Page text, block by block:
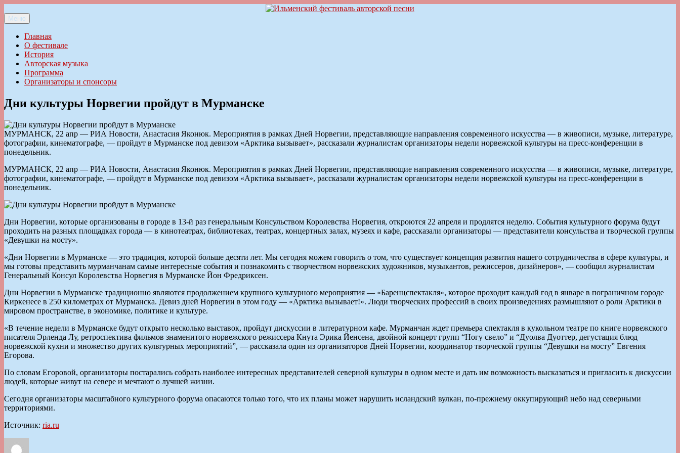
к
содержимому
Ильменский фестиваль авторской песни
Меню
Главная
О фестивале
История
Авторская музыка
Программа
Организаторы и спонсоры
Дни культуры Норвегии пройдут в Мурманске
МУРМАНСК, 22 апр — РИА Новости, Анастасия Яконюк. Мероприятия в рамках Дней Норвегии, представляющие направления современного искусства — в живописи, музыке, литературе,
фотографии, кинематографе, — пройдут в Мурманске под девизом «Арктика вызывает», рассказали журналистам организаторы недели норвежской культуры на пресс-конференции в
понедельник.
МУРМАНСК, 22 апр — РИА Новости, Анастасия Яконюк. Мероприятия в рамках Дней Норвегии, представляющие направления современного искусства — в живописи, музыке, литературе,
фотографии, кинематографе, — пройдут в Мурманске под девизом «Арктика вызывает», рассказали журналистам организаторы недели норвежской культуры на пресс-конференции в
понедельник.
Дни Норвегии, которые организованы в городе в 13-й раз генеральным Консульством Королевства Норвегия, откроются 22 апреля и продлятся неделю. События культурного форума будут
проходить на разных площадках города — в кинотеатрах, библиотеках, театрах, концертных залах, музеях и кафе, рассказали организаторы — представители консульства и творческой группы
«Девушки на мосту».
«Дни Норвегии в Мурманске — это традиция, которой больше десяти лет. Мы сегодня можем говорить о том, что существует концепция развития нашего сотрудничества в сфере культуры, и
мы готовы представить мурманчанам самые интересные события и познакомить с творчеством норвежских художников, музыкантов, режиссеров, дизайнеров», — сообщил журналистам
Генеральный Консул Королевства Норвегия в Мурманске Йон Фредриксен.
Дни Норвегии в Мурманске традиционно являются продолжением крупного культурного мероприятия — «Баренцспектакля», которое проходит каждый год в январе в пограничном городе
Киркенесе в 250 километрах от Мурманска. Девиз дней Норвегии в этом году — «Арктика вызывает!». Люди творческих профессий в своих произведениях размышляют о роли Арктики в
мировом пространстве, в экономике, политике и культуре.
«В течение недели в Мурманске будут открыто несколько выставок, пройдут дискуссии в литературном кафе. Мурманчан ждет премьера спектакля в кукольном театре по книге норвежского
писателя Эрленда Лу, ретроспектива фильмов знаменитого норвежского режиссера Кнута Эрика Йенсена, двойной концерт групп “Ногу свело” и “Дуолва Дуоттер, дегустация блюд
норвежской кухни и множество других культурных мероприятий”, — рассказала один из организаторов Дней Норвегии, координатор творческой группы “Девушки на мосту” Евгения
Егорова.
По словам Егоровой, организаторы постарались собрать наиболее интересных представителей северной культуры в одном месте и дать им возможность высказаться и пригласить к дискуссии
людей, которые живут на севере и мечтают о лучшей жизни.
Сегодня организаторы масштабного культурного форума опасаются только того, что их планы может нарушить исландский вулкан, по-прежнему оккупирующий небо над северными
территориями.
Источник: ria.ru